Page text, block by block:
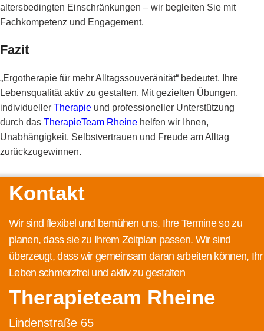
altersbedingten Einschränkungen – wir begleiten Sie mit
Fachkompetenz und Engagement.
Fazit
„Ergotherapie für mehr Alltagssouveränität“ bedeutet, Ihre
Lebensqualität aktiv zu gestalten. Mit gezielten Übungen,
individueller Therapie und professioneller Unterstützung
durch das TherapieTeam Rheine helfen wir Ihnen,
Unabhängigkeit, Selbstvertrauen und Freude am Alltag
zurückzugewinnen.
Kontakt
Wir sind flexibel und bemühen uns, Ihre Termine so zu
planen, dass sie zu Ihrem Zeitplan passen. Wir sind
überzeugt, dass wir gemeinsam daran arbeiten können, Ihr
Leben schmerzfrei und aktiv zu gestalten
Therapieteam Rheine
Lindenstraße 65